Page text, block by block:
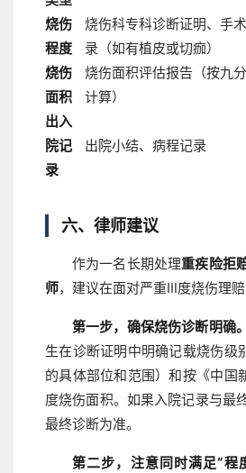
烧伤
程度
烧伤科专科诊断证明、手
录（如有植皮或切痂）
烧伤
面积
烧伤面积评估报告（按九
计算）
出入
院记
录
出院小结、病程记录
六、律师建议
作为一名长期处理重疾险拒
师，建议在面对严重Ⅲ度烧伤理赔
第一步，确保烧伤诊断明确。
生在诊断证明中明确记载烧伤级
的具体部位和范围）和按《中国
度烧伤面积。如果入院记录与最
最终诊断为准。
第二步，注意同时满足“程